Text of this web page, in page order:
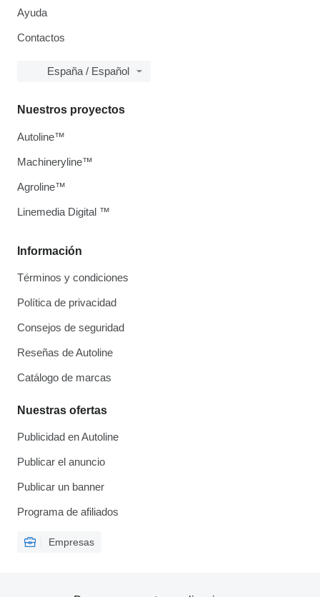
Ayuda
Contactos
España / Español
Información
Términos y condiciones
Política de privacidad
Consejos de seguridad
Reseñas de Autoline
Catálogo de marcas
Nuestras ofertas
Publicidad en Autoline
Publicar el anuncio
Publicar un banner
Programa de afiliados
Empresas
Nuestros proyectos
Autoline™
Machineryline™
Agroline™
Linemedia Digital ™